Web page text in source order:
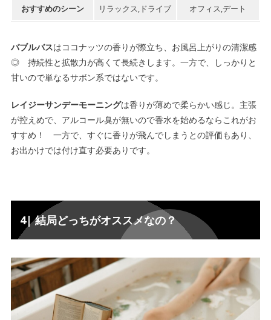
おすすめのシーン リラックス,ドライブ オフィス,デート
バブルバスはココナッツの香りが際立ち、お風呂上がりの清潔感
◎ 持続性と拡散力が高くて長続きします。一方で、しっかりと
甘いので単なるサボン系ではないです。
レイジーサンデーモーニングは香りが薄めで柔らかい感じ。主張
が控えめで、アルコール臭が無いので香水を始めるならこれがお
すすめ ！ 一方で、 すぐに香りが飛んでしまう との評価もあり、
お出かけでは付け直す必要ありです。
4| 結局どっちがオススメなの？